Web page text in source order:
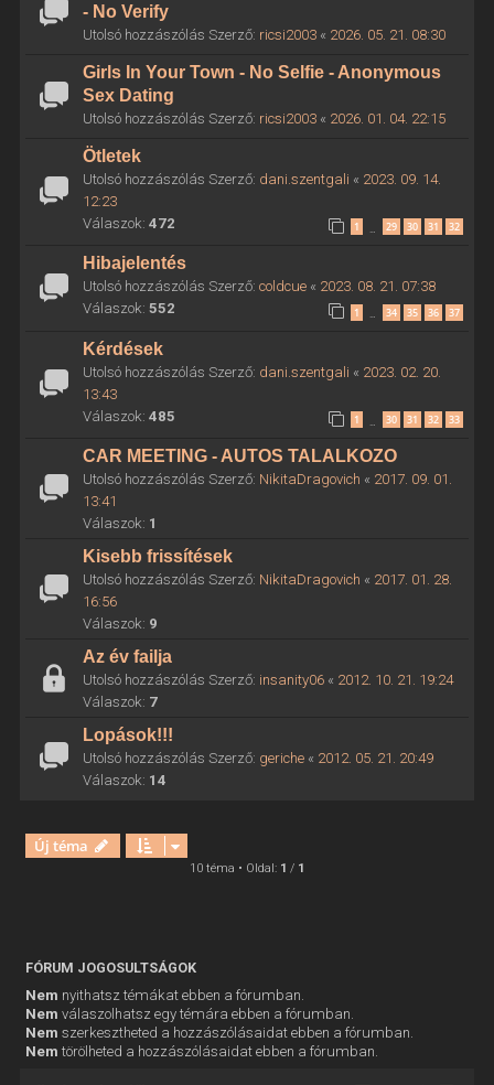
- No Verify
Utolsó hozzászólás Szerző: ricsi2003« 2026. 05. 21. 08:30
Girls In Your Town - No Selfie - Anonymous
Sex Dating
Utolsó hozzászólás Szerző: ricsi2003« 2026. 01. 04. 22:15
Ötletek
Utolsó hozzászólás Szerző: dani.szentgali « 2023. 09. 14.
12:23
Válaszok: 472 1 29 30 31 32
Hibajelentés
Utolsó hozzászólás Szerző: coldcue« 2023. 08. 21. 07:38
Válaszok: 552 1 … 34 35 36 37
Kérdések
Utolsó hozzászólás Szerző: dani.szentgali « 2023. 02. 20.
13:43
Válaszok: 485 1 30 31 32 33
CAR MEETING - AUTOS TALALKOZO
Utolsó hozzászólás Szerző: NikitaDragovich « 2017. 09. 01.
13:41
Válaszok: 1
Kisebb frissítések
Utolsó hozzászólás Szerző: NikitaDragovich « 2017. 01. 28.
16:56
Válaszok: 9
Az év failja
Utolsó hozzászólás Szerző: insanity06« 2012. 10. 21. 19:24
Válaszok: 7
Lopások!!!
Utolsó hozzászólás Szerző: geriche« 2012. 05. 21. 20:49
Válaszok: 14
Új téma
10 téma • Oldal: 1 / 1
FÓRUM JOGOSULTSÁGOK
Nem nyithatsz témákat ebben a fórumban.
Nem válaszolhatsz egy témára ebben a fórumban.
Nem szerkesztheted a hozzászólásaidat ebben a fórumban.
Nem törölheted a hozzászólásaidat ebben a fórumban.